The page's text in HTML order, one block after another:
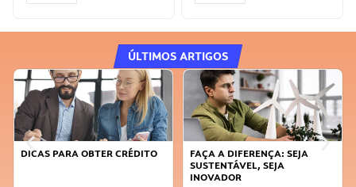
ÚLTIMOS ARTIGOS
DICAS PARA OBTER CRÉDITO
FAÇA A DIFERENÇA: SEJA
SUSTENTÁVEL, SEJA
INOVADOR